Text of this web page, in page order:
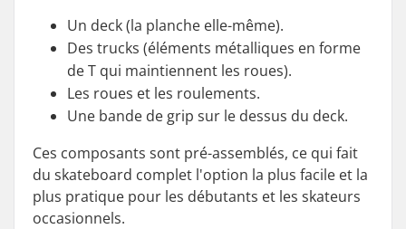
Un deck (la planche elle-même).
Des trucks (éléments métalliques en forme
de T qui maintiennent les roues).
Les roues et les roulements.
Une bande de grip sur le dessus du deck.
Ces composants sont pré-assemblés, ce qui fait
du skateboard complet l'option la plus facile et la
plus pratique pour les débutants et les skateurs
occasionnels.